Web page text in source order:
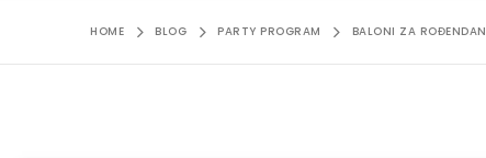
HOME BLOG PARTY PROGRAM BALONI ZA ROĐENDAN